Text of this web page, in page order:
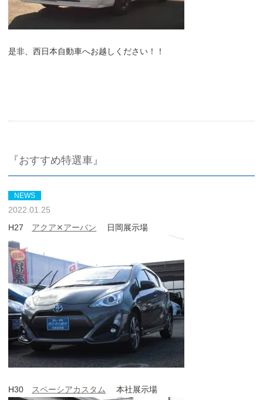
是非、西日本自動車へお越しください！！
『おすすめ特選車』
NEWS
2022.01.25
H27 アクア✕アーバン 日岡展示場
H30 スペーシアカスタム 本社展示場